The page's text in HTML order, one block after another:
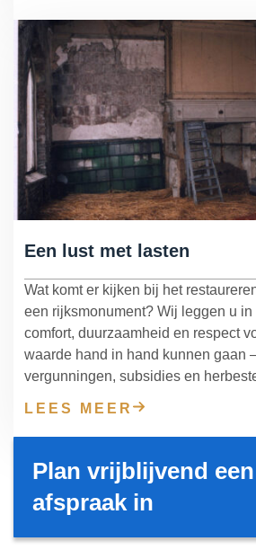
Een lust met lasten
Wat komt er kijken bij het
een rijksmonument? Wij leggen u
comfort, duurzaamheid en respect
waarde hand in hand kunnen gaan
vergunningen, subsidies en
LEES MEER
Plan vrijblijvend een
afspraak in